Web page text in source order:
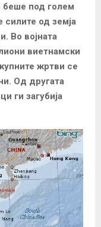
беше под голем
од земја
Во војната
виетнамски
жртви се
Од другата
ги загубија